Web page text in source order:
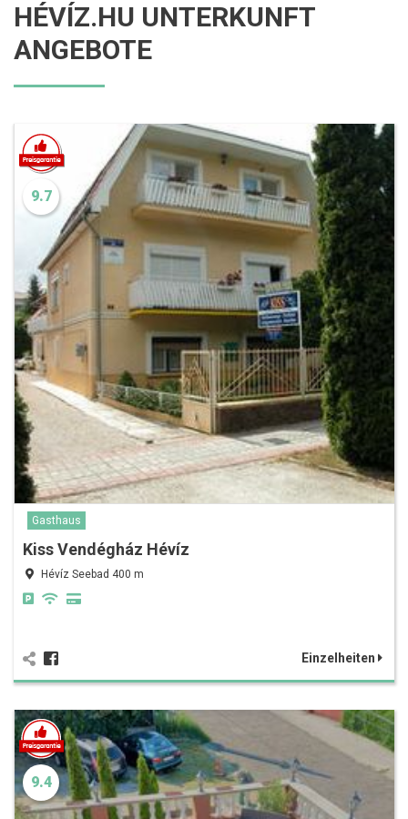
HÉVÍZ.HU UNTERKUNFT
ANGEBOTE
9.7
Gasthaus
Kiss Vendégház Hévíz
Hévíz Seebad 400 m
Einzelheiten
9.4